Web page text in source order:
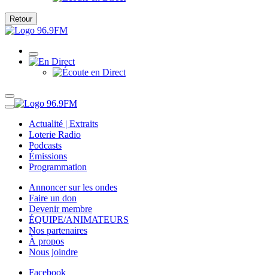
Retour
Actualité | Extraits
Loterie Radio
Podcasts
Émissions
Programmation
Annoncer sur les ondes
Faire un don
Devenir membre
ÉQUIPE/ANIMATEURS
Nos partenaires
À propos
Nous joindre
Facebook